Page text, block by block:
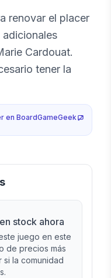
renovar el placer
Cardouat.
tener la
en BoardGameGeek
stock ahora
juego en este
de precios más
la comunidad